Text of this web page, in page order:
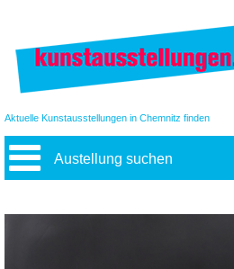
Aktuelle Kunstausstellungen in Chemnitz finden
Austellung suchen